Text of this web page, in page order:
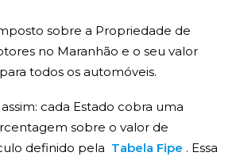
sobre a Propriedade de
no Maranhão e o seu valor
todos os automóveis.
cada Estado cobra uma
sobre o valor de
definido pela Tabela Fipe . Essa